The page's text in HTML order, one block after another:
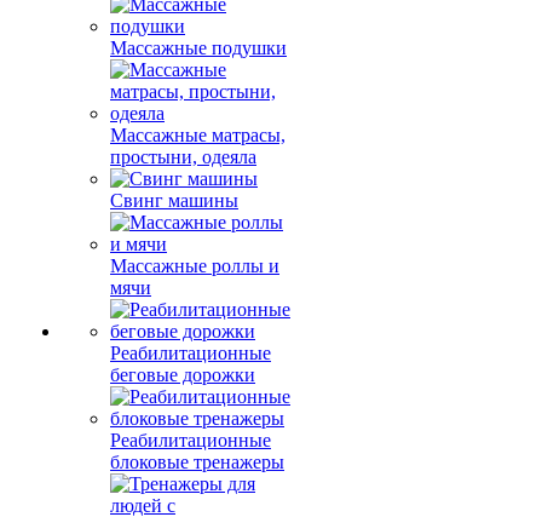
Массажные подушки
Массажные матрасы,
простыни, одеяла
Свинг машины
Массажные роллы и
мячи
Реабилитационные
беговые дорожки
Реабилитационные
блоковые тренажеры